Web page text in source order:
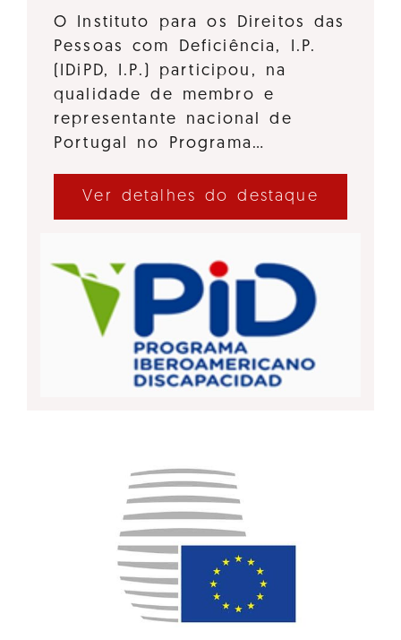
O Instituto para os Direitos das
Pessoas com Deficiência, I.P.
(IDiPD, I.P.) participou, na
qualidade de membro e
representante nacional de
Portugal no Programa…
Ver detalhes do destaque